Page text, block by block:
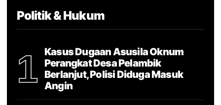
Politik & Hukum
1
Kasus Dugaan Asusila Oknum
Perangkat Desa Pelambik
Berlanjut, Polisi Diduga Masuk
Angin